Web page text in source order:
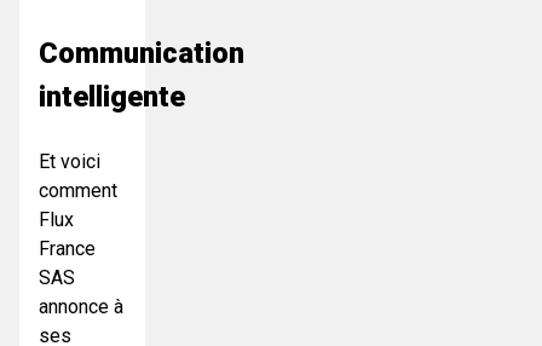
Communication
intelligente
Et voici
comment
Flux
France
SAS
annonce à
ses